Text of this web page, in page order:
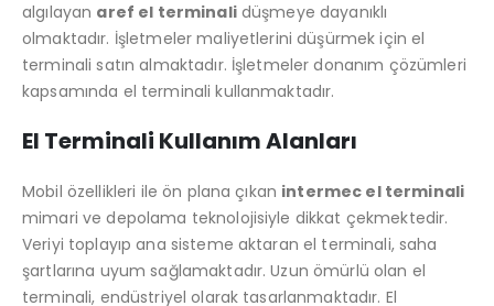
algılayan aref el terminalidüşmeye dayanıklı
olmaktadır. İşletmeler maliyetlerini düşürmek için el
terminali satın almaktadır. İşletmeler donanım çözümleri
kapsamında el terminali kullanmaktadır.
El Terminali Kullanım Alanları
Mobil özellikleri ile ön plana çıkan intermec el terminali
mimari ve depolama teknolojisiyle dikkat çekmektedir.
Veriyi toplayıp ana sisteme aktaran el terminali, saha
şartlarına uyum sağlamaktadır. Uzun ömürlü olan el
terminali, endüstriyel olarak tasarlanmaktadır. El